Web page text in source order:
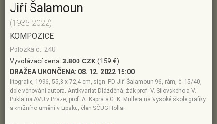
Jiří Šalamoun
(1935-2022)
KOMPOZICE
Položka č.: 240
Vyvolávací cena: 3.800 CZK(159 €)
DRAŽBA UKONČENA: 08. 12. 2022 15:00
litografie, 1996, 55,8 x 72,4 cm, sign. PD Jiří Šalamoun 96, rám, č. 15/40,
dole věnování autora, Antikvariát Dlážděná, žák prof. V. Silovského a V.
Pukla na AVU v Praze, prof. A. Kapra a G. K. Müllera na Vysoké škole grafiky
a knižního umění v Lipsku, člen SČUG Hollar